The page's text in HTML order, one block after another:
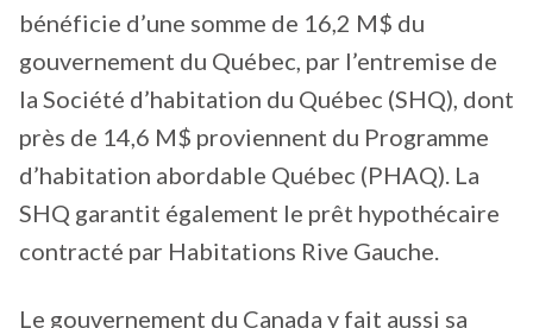
bénéficie d’une somme de 16,2 M$ du
gouvernement du Québec, par l’entremise de
la Société d’habitation du Québec (SHQ), dont
près de 14,6 M$ proviennent du Programme
d’habitation abordable Québec (PHAQ). La
SHQ garantit également le prêt hypothécaire
contracté par Habitations Rive Gauche.
Le gouvernement du Canada y fait aussi sa